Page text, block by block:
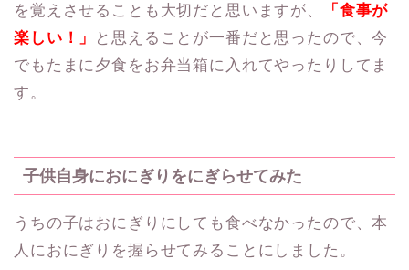
を覚えさせることも大切だと思いますが、
「食事が
楽しい！」
と思えることが一番だと思ったので、今
でもたまに夕食をお弁当箱に入れてやったりしてま
す。
子供自身におにぎりをにぎらせてみた
うちの子はおにぎりにしても食べなかったので、本
人におにぎりを握らせてみることにしました。